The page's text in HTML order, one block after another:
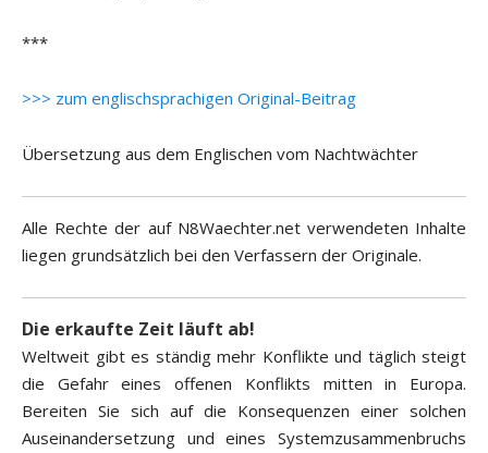
***
>>> zum englischsprachigen Original-Beitrag
Übersetzung aus dem Englischen vom Nachtwächter
Alle Rechte der auf N8Waechter.net verwendeten Inhalte
liegen grundsätzlich bei den Verfassern der Originale.
Die erkaufte Zeit läuft ab!
Weltweit gibt es ständig mehr Konflikte und täglich steigt
die Gefahr eines offenen Konflikts mitten in Europa.
Bereiten Sie sich auf die Konsequenzen einer solchen
Auseinandersetzung und eines Systemzusammenbruchs